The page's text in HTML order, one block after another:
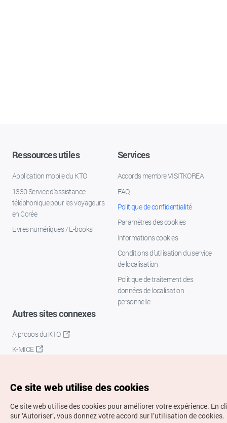
Ressources utiles
Application mobile du KTO
1330 Service d'assistance
téléphonique pour les voyageurs
en Corée
Livres numériques / E-books
Services
Accords membre VISITKOREA
FAQ
Politique de confidentialité
Paramètres des cookies
Informations cookies
Conditions d’utilisation du service
de localisation
Politique de traitement des
données de localisation
personnelle
Autres sites connexes
À propos du KTO
K-MICE
Ce site web utilise des cookies
Ce site web utilise des cookies pour améliorer votre expérience. En
sur ‘Autoriser’, vous donnez votre accord sur l’utilisation de cookies.